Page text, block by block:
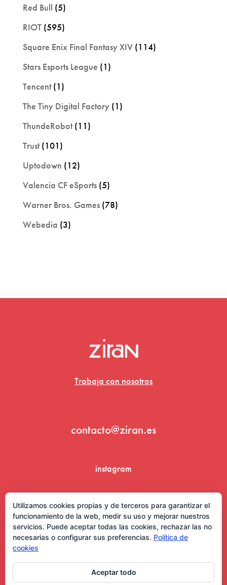
Red Bull (5)
RIOT(595)
Square Enix Final Fantasy XIV(114)
Stars Esports League (1)
Tencent(1)
The Tiny Digital Factory(1)
ThundeRobot(11)
Trust(101)
Uptodown (12)
Valencia CF eSports(5)
Warner Bros. Games(78)
Webedia (3)
Trabaja con nosotros
contacto@ziran.es
instagram
Utilizamos cookies propias y de terceros para garantizar el
funcionamiento de la web, medir su uso y mejorar nuestros
servicios. Puede aceptar todas las cookies, rechazar las no
necesarias o configurar sus preferencias. Política de
cookies
Aceptar todo